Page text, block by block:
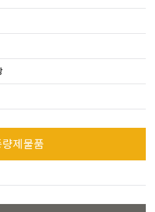
량제물품